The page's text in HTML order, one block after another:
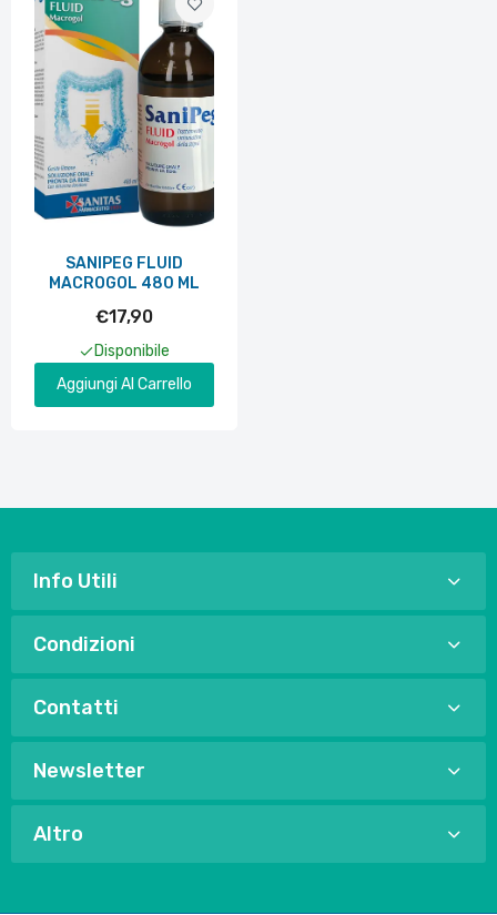
SANIPEG FLUID
MACROGOL 480 ML
€17,90
Disponibile
Aggiungi Al Carrello
Info Utili
Condizioni
Contatti
Newsletter
Altro